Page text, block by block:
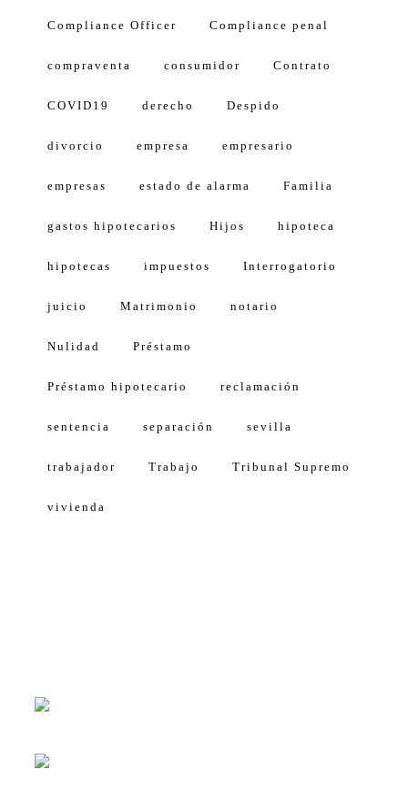
Compliance Officer Compliance penal
compraventa consumidor Contrato
COVID19 derecho Despido
divorcio empresa empresario
empresas estado de alarma Familia
gastos hipotecarios Hijos hipoteca
hipotecas impuestos Interrogatorio
juicio Matrimonio notario
Nulidad Préstamo
Préstamo hipotecario reclamación
sentencia separación sevilla
trabajador Trabajo Tribunal Supremo
vivienda